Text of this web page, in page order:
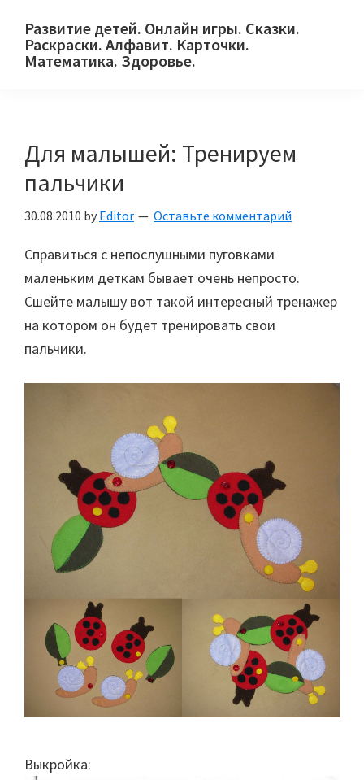
primary
main
primary
Развитие детей. Онлайн игры. Сказки.
Раскраски. Алфавит. Карточки.
Математика. Здоровье.
и
их
Для малышей: Тренируем
пальчики
30.08.2010 by Editor Оставьте комментарий
Справиться с непослушными пуговками
маленьким деткам бывает очень непросто.
Сшейте малышу вот такой интересный тренажер
на котором он будет тренировать свои
пальчики.
Выкройка: